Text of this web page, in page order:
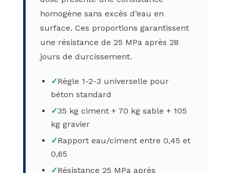
homogène sans excès d’eau en
surface. Ces proportions garantissent
une résistance de 25 MPa après 28
jours de durcissement.
✓Règle 1-2-3 universelle pour
béton standard
✓35 kg ciment + 70 kg sable + 105
kg gravier
✓Rapport eau/ciment entre 0,45 et
0,65
✓Résistance 25 MPa après